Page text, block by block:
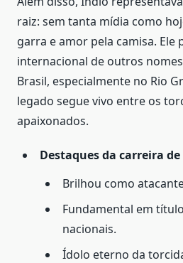
raiz: sem tanta mídia como
garra e amor pela camisa. Ele
internacional de outros
Brasil, especialmente no Rio
legado segue vivo entre os
apaixonados.
Destaques da carreira
Brilhou como
Fundamental em
nacionais.
Ídolo eterno da